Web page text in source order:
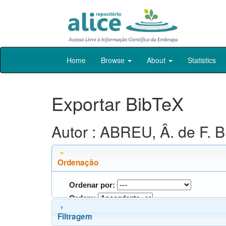
Skip
Home Browse About Statistics
Exportar BibTeX
Autor : ABREU, Â. de F.
Ordenação
Ordenar por:
Ordem:
Filtragem